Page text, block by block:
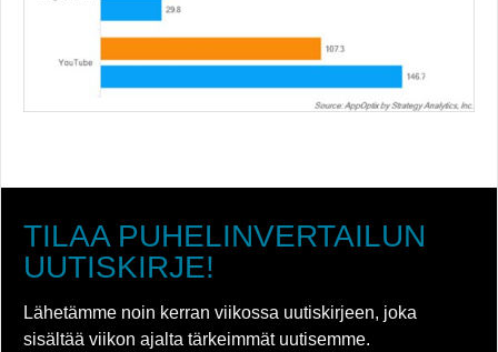
TILAA PUHELINVERTAILUN
UUTISKIRJE!
Lähetämme noin kerran viikossa uutiskirjeen, joka
sisältää viikon ajalta tärkeimmät uutisemme.